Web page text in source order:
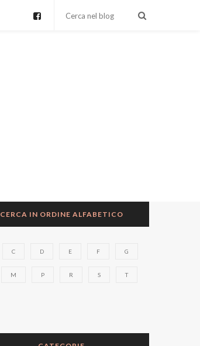
CERCA IN ORDINE ALFABETICO
C D E F G
M P R S T